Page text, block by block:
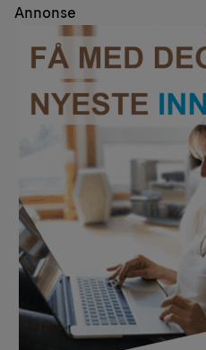
Annonse